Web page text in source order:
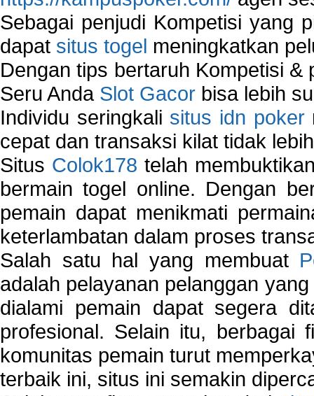
Sebagai penjudi Kompetisi yang
dapat situs togel meningkatkan
Dengan tips bertaruh Kompetisi
Seru Anda Slot Gacor bisa lebih
Individu seringkali situs idn poker
cepat dan transaksi kilat tidak
Situs Colok178 telah
bermain togel online. Dengan
pemain dapat menikmati
keterlambatan dalam proses
Salah satu hal yang membuat
adalah pelayanan pelanggan
dialami pemain dapat segera
profesional. Selain itu, berbagai
komunitas pemain turut
terbaik ini, situs ini semakin